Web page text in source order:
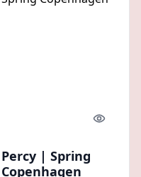
Quick
Percy | Spring
Copenhagen